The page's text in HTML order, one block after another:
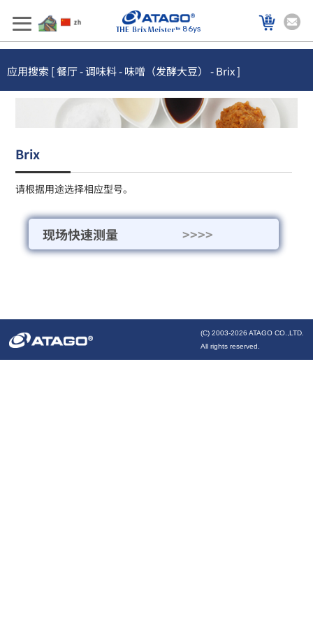
86ys
应用搜索 [ 餐厅 - 调味料 - 味噌（发酵大豆） - Brix ]
Brix
请根据用途选择相应型号。
现场快速测量 >>>>
(C) 2003-2026 ATAGO CO.,LTD.
All rights reserved.